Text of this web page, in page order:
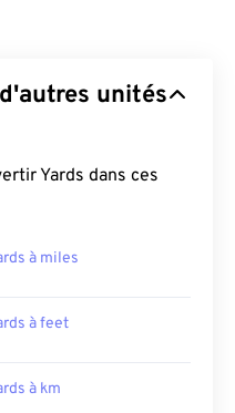
unités
Yards dans ces
à miles
à feet
à km